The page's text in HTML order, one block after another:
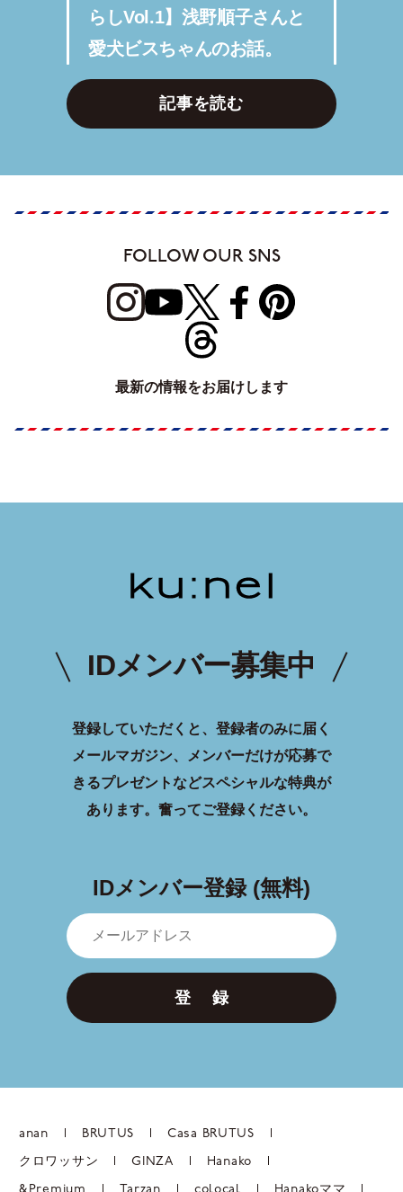
らしVol.1】浅野順子さんと
愛犬ビスちゃんのお話。
記事を読む
FOLLOW OUR SNS
最新の情報をお届けします
IDメンバー募集中
登録していただくと、登録者のみに届く
メールマガジン、メンバーだけが応募で
きるプレゼントなどスペシャルな特典が
あります。 奮ってご登録ください。
IDメンバー登録 (無料)
登 録
anan BRUTUS Casa BRUTUS
クロワッサン GINZA Hanako